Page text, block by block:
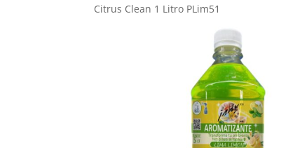
Citrus Clean 1 Litro PLim51